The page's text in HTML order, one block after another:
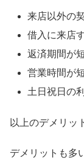
来店以外の
借入に来店
返済期間が
営業時間が
土日祝日の
以上のデメリッ
デメリットも多